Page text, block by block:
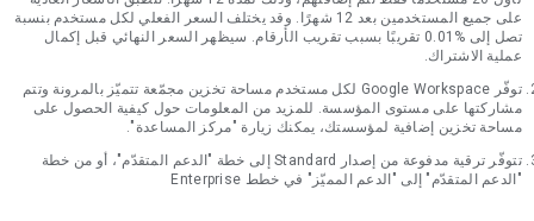
على جميع المستخدمين بعد 12 شهرًا. وقد يختلف السعر الفعلي لكل مستخدم بنسبة
تصل إلى %0.01 تقريبًا بسبب تقريب الأرقام. سيظهر السعر النهائي قبل إكمال
عملية الاشتراك.
توفّر Google Workspace لكل مستخدم مساحة تخزين مجمّعة تتميّز بالمرونة وتتم
مشاركتها على مستوى المؤسسة. للمزيد من المعلومات حول كيفية الحصول على
مساحة تخزين إضافية لمؤسستك، يمكنك زيارة "مركز المساعدة".
تتوفّر ترقية مدفوعة من إصدار Standard إلى خطة "الدعم المتقدّم"، أو من خطة
"الدعم المتقدّم" إلى "الدعم المميّز" في خطط Enterprise